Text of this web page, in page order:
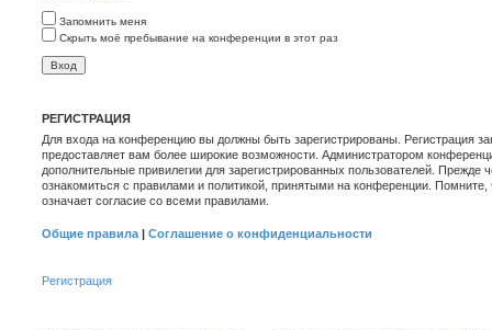
Запомнить меня
Скрыть моё пребывание на конференции в этот раз
РЕГИСТРАЦИЯ
Для входа на конференцию вы должны быть зарегистрированы. Регистрация
предоставляет вам более широкие возможности. Администратором
дополнительные привилегии для зарегистрированных пользователей. Прежде
ознакомиться с правилами и политикой, принятыми на конференции.
означает согласие со всеми правилами.
Общие правила | Соглашение о конфиденциальности
Регистрация